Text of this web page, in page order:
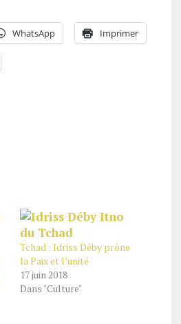
WhatsApp Imprimer
Tchad : Idriss Déby prône
la Paix et l’unité
17 juin 2018
Dans "Culture"